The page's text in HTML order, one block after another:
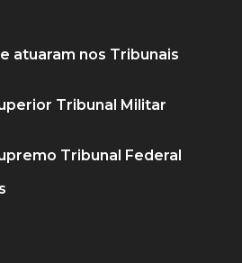
atuaram nos Tribunais
Tribunal Militar
Tribunal Federal